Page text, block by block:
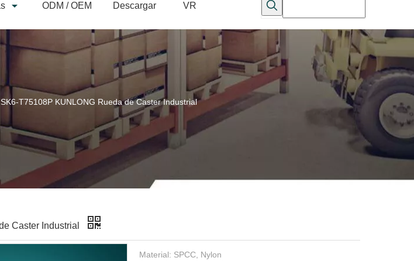
ODM / OEM Descargar VR
SK6-T75108P KUNLONG Rueda de Caster Industrial
Caster Industrial
Material: SPCC, Nylon